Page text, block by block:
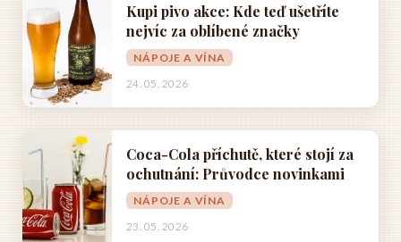
Kupi pivo akce: Kde teď ušetříte
nejvíc za oblíbené značky
NÁPOJE A VÍNA
24. 05. 2026
Coca-Cola příchutě, které stojí za
ochutnání: Průvodce novinkami
NÁPOJE A VÍNA
23. 05. 2026